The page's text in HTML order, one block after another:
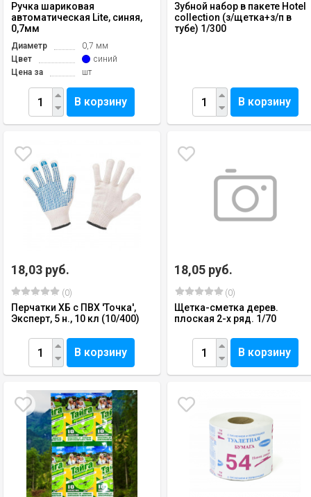
Ручка шариковая
автоматическая Lite, синяя,
0,7мм
Диаметр
0,7 мм
Цвет
синий
Цена за
шт
В корзину
Зубной набор в пакете Hotel
collection (з/щетка+з/п в
тубе) 1/300
В корзину
18,03 руб.
(0)
Перчатки ХБ с ПВХ 'Точка',
Эксперт, 5 н., 10 кл (10/400)
В корзину
18,05 руб.
(0)
Щетка-сметка дерев.
плоская 2-х ряд. 1/70
В корзину